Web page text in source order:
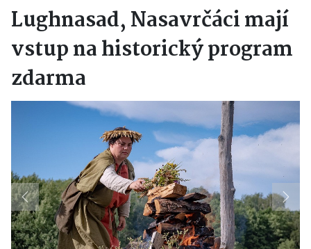
Lughnasad, Nasavrčáci mají
vstup na historický program
zdarma
Previous Next